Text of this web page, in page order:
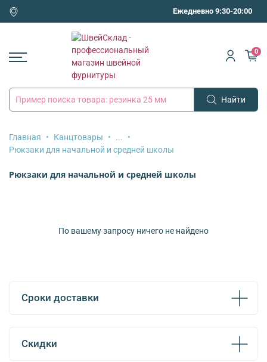
Ежедневно 9:30-20:00
Найти
0
Главная Канцтовары
...
Рюкзаки для начальной и средней школы
Рюкзаки для начальной и средней школы
По вашему запросу ничего не найдено
Сроки доставки
Скидки